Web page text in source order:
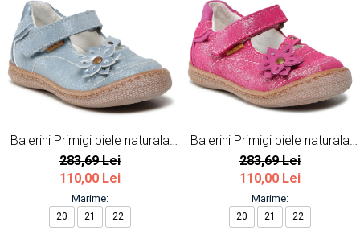
Balerini Primigi piele naturala
albastru
283,69 Lei
110,00 Lei
Marime:
20 21 22
Balerini Primigi piele naturala
roz
283,69 Lei
110,00 Lei
Marime:
20 21 22